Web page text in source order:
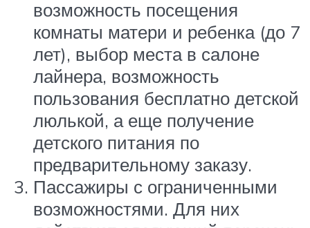
возможность посещения
комнаты матери и ребенка (до 7
лет), выбор места в салоне
лайнера, возможность
пользования бесплатно детской
люлькой, а еще получение
детского питания по
предварительному заказу.
Пассажиры с ограниченными
возможностями. Для них